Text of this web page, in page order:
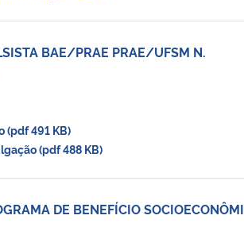
BAE/PRAE PRAE/UFSM N.
491 KB)
(pdf 488 KB)
DE BENEFÍCIO